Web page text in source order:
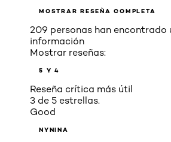
MOSTRAR RESEÑA COMPLETA
209 personas han encontrado
información
Mostrar reseñas:
5 Y 4
Reseña crítica más útil
3 de 5 estrellas.
Good
NYNINA